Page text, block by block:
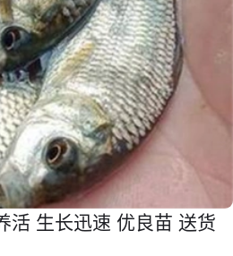
活 生长迅速 优良苗 送货